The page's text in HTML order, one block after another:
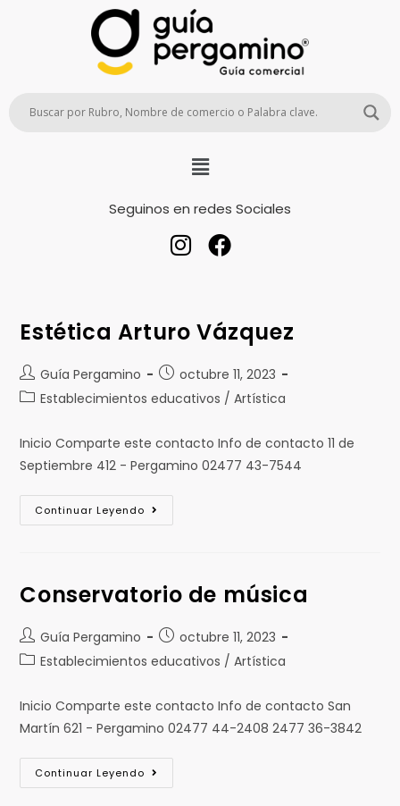
Seguinos en redes Sociales
Estética Arturo Vázquez
Guía Pergamino
octubre 11, 2023
Establecimientos educativos / Artística
Inicio Comparte este contacto Info de contacto 11 de
Septiembre 412 - Pergamino 02477 43-7544
Continuar Leyendo
Conservatorio de música
Guía Pergamino
octubre 11, 2023
Establecimientos educativos / Artística
Inicio Comparte este contacto Info de contacto San
Martín 621 - Pergamino 02477 44-2408 2477 36-3842
Continuar Leyendo